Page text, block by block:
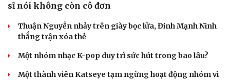
sĩ nói không còn cô đơn
Thuận Nguyễn nhảy trên giày bọc lửa, Đinh Mạnh Ninh
thắng trận xóa thẻ
Một nhóm nhạc K-pop duy trì sức hút trong bao lâu?
Một thành viên Katseye tạm ngừng hoạt động nhóm vì